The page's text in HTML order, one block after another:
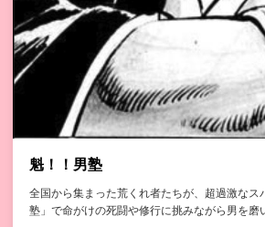
魁！！男塾
全国から集まった荒くれ者たちが、超過激なス
塾」で命がけの死闘や修行に挑みながら男を磨